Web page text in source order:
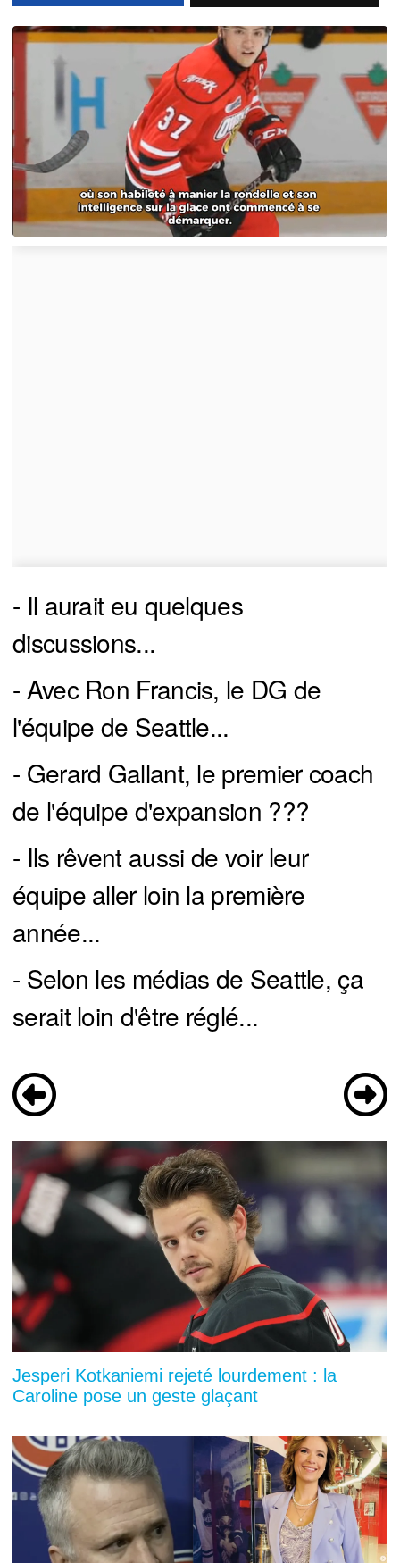
- Il aurait eu quelques
discussions...
- Avec Ron Francis, le DG de
l'équipe de Seattle...
- Gerard Gallant, le premier coach
de l'équipe d'expansion ???
- Ils rêvent aussi de voir leur
équipe aller loin la première
année...
- Selon les médias de Seattle, ça
serait loin d'être réglé...
Jesperi Kotkaniemi rejeté lourdement : la
Caroline pose un geste glaçant